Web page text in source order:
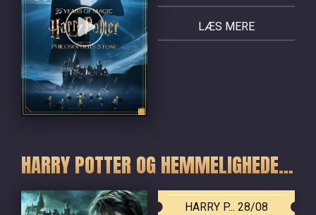
LÆS MERE
HARRY POTTER OG HEMMELIGHEDERNES KAMMER
HARRY P... 28/08